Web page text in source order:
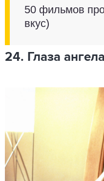
50 фильмов
вкус)
24. Глаза